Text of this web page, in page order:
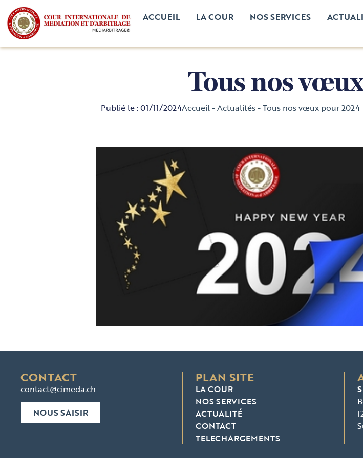
ACCUEIL LA COUR NOS SERVICES
Tous nos
Publié le :01/11/2024Accueil-Actualités-Tous nos vœux pour 2024
CONTACT
contact@cimeda.ch
NOUS SAISIR
PLAN SITE
LA COUR
NOS SERVICES
ACTUALITÉ
CONTACT
TELECHARGEMENTS